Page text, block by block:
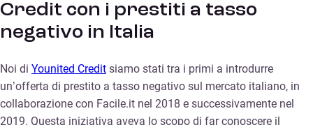
Credit con i prestiti a tasso
negativo in Italia
Noi di Younited Credit siamo stati tra i primi a introdurre
un’offerta di prestito a tasso negativo sul mercato italiano, in
collaborazione con Facile.it nel 2018 e successivamente nel
2019. Questa iniziativa aveva lo scopo di far conoscere il